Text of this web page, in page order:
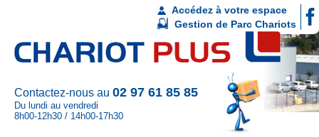
Contactez-nous au 02 97 61 85 85
Du lundi au vendredi
8h00-12h30 / 14h00-17h30
Accédez à votre espace
Gestion de Parc Chariots